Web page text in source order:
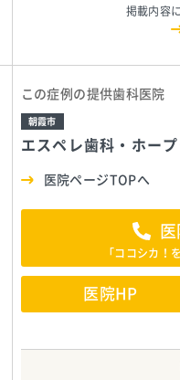
掲載内容
この症例の提供歯科医院
エスペレ歯科・ホー
朝霞市
医院ページTOPへ
「ココシカ！
医院HP